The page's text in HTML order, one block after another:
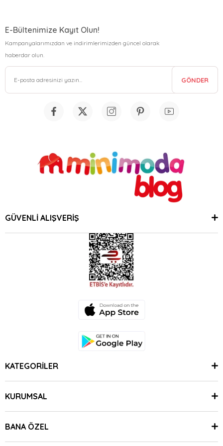
E-Bültenimize Kayıt Olun!
Kampanyalarımızdan ve indirimlerimizden güncel olarak
haberdar olun.
GÖNDER
GÜVENLİ ALIŞVERİŞ
KATEGORİLER
KURUMSAL
BANA ÖZEL